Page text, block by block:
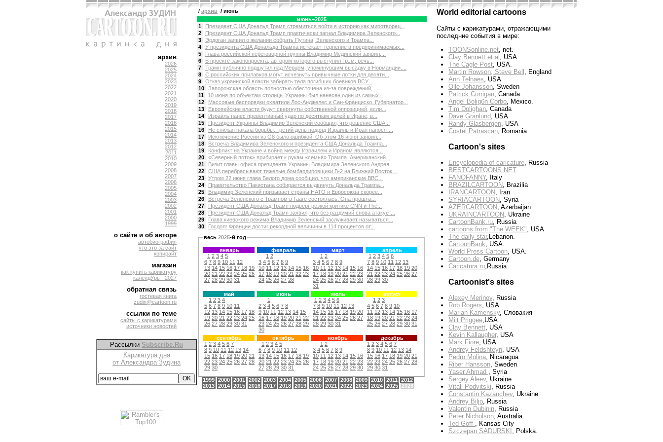
архив
2026
2025
2024
2023
2022
2021
2020
2019
2018
2017
2016
2015
2014
2013
2012
2011
2010
2009
2008
2007
2006
2005
2004
2003
2002
2001
2000
1999
о сайте и об авторе
автобиография
что это за сайт
копирайт
магазин
как купить карикатуру
календУрь - 2027
обратная связь
гостевая книга
zudin@cartoon.ru
ссылки по теме
сайты с карикатурами
источники новостей
Рассылки Subscribe.Ru
Карикатура дня
от Александра Зудина
/ архив / июнь
июнь–2025
1
Президент США Дональд Трамп стремиться войти в историю как миротворец...
2
Президент США Дональд Трамп практически загнал Владимира Зеленского...
3
Эрдоган заявил о желании собрать Путина, Зеленского и Трампа...
4
У президента США Дональда Трампа истекает терпение в предпринимаемых...
5
Глава российской переговорной группы Владимир Мединский заявил,...
6
В проекте законопроекта, автором которого выступил Грэм, речь...
7
Трамп публично подшутил над Мерцем, упомянувшим высадку в Нормандии....
8
С российских прилавков могут исчезнуть привычные лотки для десяти...
9
Отказ украинской власти забирать тела погибших боевиков ВСУ...
10
Запорожская область полностью обесточена из-за повреждений,...
11
10 июня по объектам столицы Украины был нанесен один из самых...
12
Массовые беспорядки охватили Лос-Анджелес и Сан-Франциско. Губернатор...
13
Европейские власти будут свергнуты собственной оппозицией, если...
14
Израиль нанес превентивный удар по десяткам целей в Иране, в...
15
Президент Украины Владимир Зеленский сообщил, что решение США...
16
Не снижая накала борьбы, третий день подряд Израиль и Иран наносят...
17
Исключение России из G8 было ошибкой. Об этом 16 июня заявил...
18
Встреча Владимира Зеленского и президента США Дональда Трампа...
19
Конфликт на Украине и война между Израилем и Ираном являются...
20
«Северный поток» прибирает к рукам «семья» Трампа. Американский...
21
Визит главы офиса президента Украины Владимира Зеленского Андрея...
22
США перебрасывают тяжелые бомбардировщики B-2 на Ближний Восток....
23
Утром 22 июня глава Белого дома сообщил, что американские ВВС...
24
Правительство Пакистана собирается выдвинуть Дональда Трампа...
25
Владимир Зеленский призывает страны НАТО и Евросоюза скорее...
26
Встреча Зеленского с Трампом в Гааге состоялась. Она прошла...
27
Президент США Дональд Трамп подверг резкой критике CNN и The...
28
Президент США Дональд Трамп заявил, что без раздумий снова атакует...
29
Глава киевского режима Владимир Зеленский заслуживает называться...
30
Госдолг Франции достиг рекордной величины в 114 процентов от...
весь 2025-й год
январь
1 2 3 4 5
6 7 8 9 10 11 12
13 14 15 16 17 18 19
20 21 22 23 24 25 26
27 28 29 30 31
февраль
1 2
3 4 5 6 7 8 9
10 11 12 13 14 15 16
17 18 19 20 21 22 23
24 25 26 27 28
март
1 2
3 4 5 6 7 8 9
10 11 12 13 14 15 16
17 18 19 20 21 22 23
24 25 26 27 28 29 30
31
апрель
1 2 3 4 5 6
7 8 9 10 11 12 13
14 15 16 17 18 19 20
21 22 23 24 25 26 27
28 29 30
май
1 2 3 4
5 6 7 8 9 10 11
12 13 14 15 16 17 18
19 20 21 22 23 24 25
26 27 28 29 30 31
июнь
1
2 3 4 5 6 7 8
9 10 11 12 13 14 15
16 17 18 19 20 21 22
23 24 25 26 27 28 29
30
июль
1 2 3 4 5 6
7 8 9 10 11 12 13
14 15 16 17 18 19 20
21 22 23 24 25 26 27
28 29 30 31
август
1 2 3
4 5 6 7 8 9 10
11 12 13 14 15 16 17
18 19 20 21 22 23 24
25 26 27 28 29 30 31
сентябрь
1 2 3 4 5 6 7
8 9 10 11 12 13 14
15 16 17 18 19 20 21
22 23 24 25 26 27 28
29 30
октябрь
1 2 3 4 5
6 7 8 9 10 11 12
13 14 15 16 17 18 19
20 21 22 23 24 25 26
27 28 29 30 31
ноябрь
1 2
3 4 5 6 7 8 9
10 11 12 13 14 15 16
17 18 19 20 21 22 23
24 25 26 27 28 29 30
декабрь
1 2 3 4 5 6 7
8 9 10 11 12 13 14
15 16 17 18 19 20 21
22 23 24 25 26 27 28
29 30 31
1999 2000 2001 2002 2003 2004 2005 2006 2007 2008 2009 2010 2011
2012
2013 2014 2015 2016 2017 2018 2019 2020 2021 2022 2023 2024 2025 2026
World editorial cartoons
Сайты с карикатурами, отражающими
последние события в мире:
TOONSonline.net , net.
Clay Bennett et al
, USA
The Cagle Post , USA.
Martin Rowson, Steve Bell
, England
Ann Telnaes , USA
Olle Johansson , Sweden
Patrick Corrigan , Canada.
Angel Boligбn Corbo , Mexico.
Tim Dolighan , Canada
Dave Granlund
, USA
Randy Glasbergen , USA
Costel Patrascan , Romania
Cartoon's sites
Encyclopedia of caricature, Russia
BESTCARTOONS.NET.
FANOFANNY, Italy
BRAZILCARTOON, Brazilia
IRANCARTOON, Iran
SYRIACARTOON, Syria
AZERCARTOON, Azerbaijan
UKRAINCARTOON, Ukraine
CartoonBank.ru, Russia
cartoons from "The WEEK", USA
The daily star,Lebanon.
CartoonBank, USA.
World Press Cartoon, USA.
Cartoon.de, Germany
Сaricatura.ru,Russia
Cartoonist's sites
Alexey Merinov, Russia
Rob Rogers, USA
Marian Kamensky, Словакия
Milt Priggee,USA
Clay Bennett, USA
Kevin Kallaugher, USA
Mark Fiore, USA
Andrey Feldshteyn, USA
Pedro Molina, Nicaragua
Riber Hansson, Sweden
Yaser Ahmad , Syria
Sergey Aleev, Ukraine
Vitali Podvitski, Russia
Constantin Kazanchev, Ukraine
Andrey Biljo, Russia
Valentin Dubinin, Russia
Peter Nicholson, Australia
Ted Goff , Kansas City
Szczepan SADURSKI , Polska.